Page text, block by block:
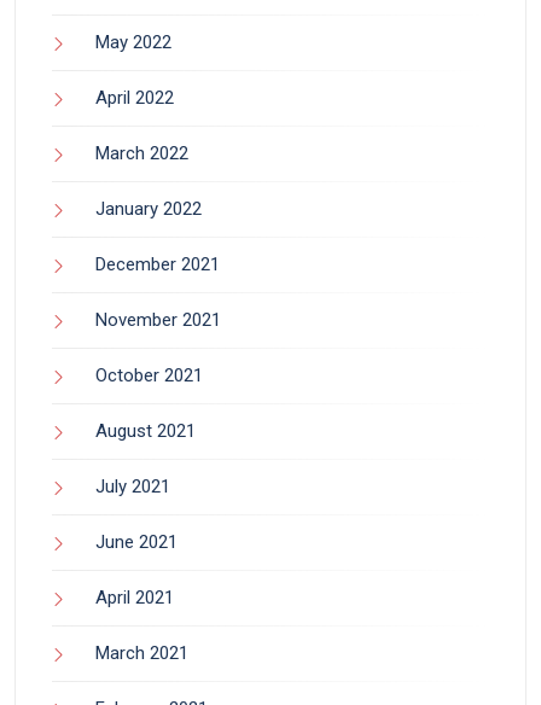
May 2022
April 2022
March 2022
January 2022
December 2021
November 2021
October 2021
August 2021
July 2021
June 2021
April 2021
March 2021